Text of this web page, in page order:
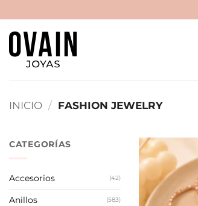
al
contenido
INICIO / FASHION JEWELRY
CATEGORÍAS
Accesorios (42)
Anillos (583)